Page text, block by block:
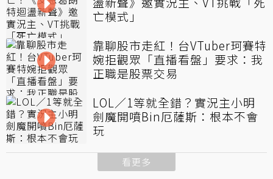
亡模式」
靠聊股市走紅！台VTuber珂賽特
婉拒觀眾「直播看盤」要求：我
正職是股票交易
LOL／1等就全錯？實況主小明
劍魔開噴Bin厄薩斯：根本不會
玩
看更多